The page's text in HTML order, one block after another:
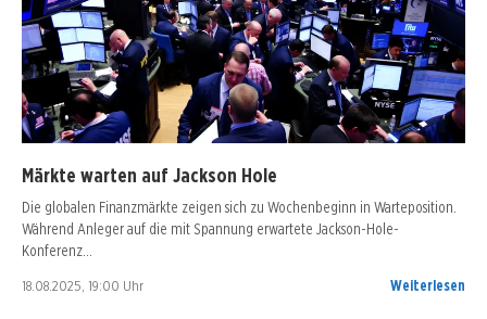
Märkte warten auf Jackson Hole
Die globalen Finanzmärkte zeigen sich zu Wochenbeginn in Warteposition.
Während Anleger auf die mit Spannung erwartete Jackson-Hole-
Konferenz…
18.08.2025, 19:00 Uhr Weiterlesen